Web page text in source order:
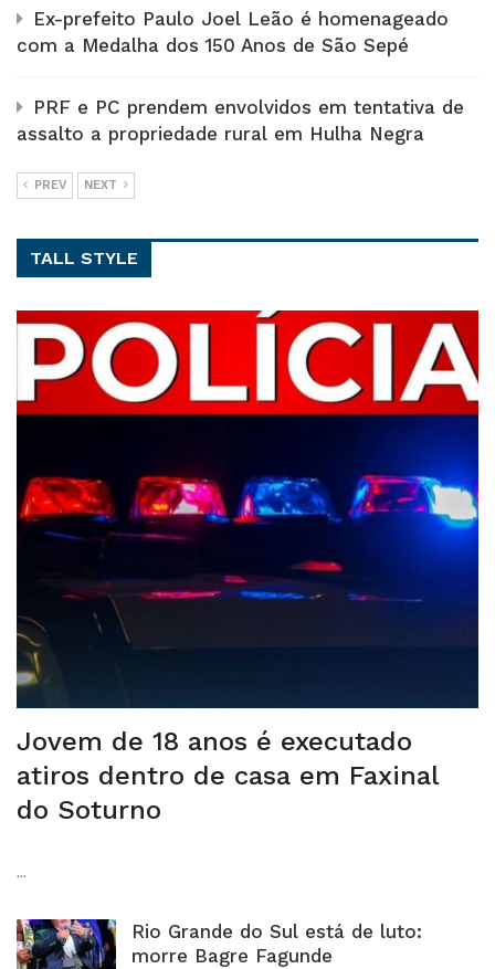
Ex-prefeito Paulo Joel Leão é homenageado
com a Medalha dos 150 Anos de São Sepé
PRF e PC prendem envolvidos em tentativa de
assalto a propriedade rural em Hulha Negra
PREV NEXT
TALL STYLE
Jovem de 18 anos é executado
atiros dentro de casa em Faxinal
do Soturno
...
Rio Grande do Sul está de luto:
morre Bagre Fagunde